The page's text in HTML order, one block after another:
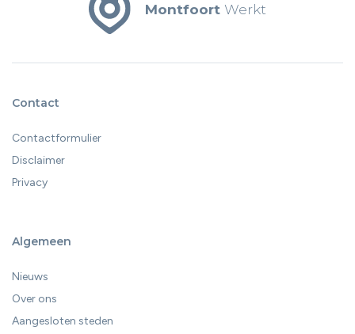
Montfoort Werkt
Contact
Contactformulier
Disclaimer
Privacy
Algemeen
Nieuws
Over ons
Aangesloten steden